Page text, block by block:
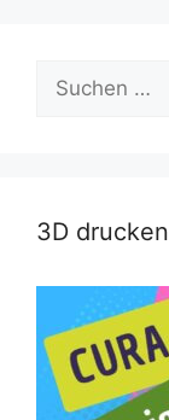
Suche
nach:
3D drucken